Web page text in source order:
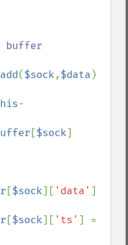
($sock,$data )
-
[$sock]
[$sock][ 'data' ]
[$sock][ 'ts'